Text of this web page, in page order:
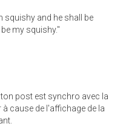
squishy and he shall be
my squishy."
post est synchro avec la
à cause de l'affichage de la